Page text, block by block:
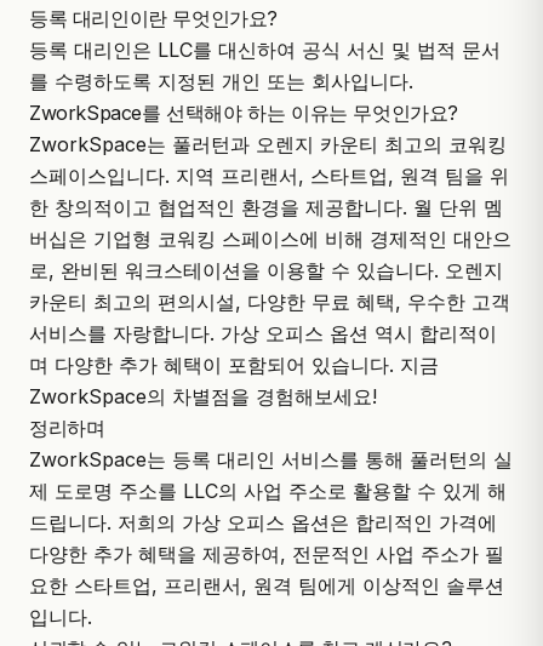
등록 대리인이란 무엇인가요?
등록 대리인은 LLC를 대신하여 공식 서신 및 법적 문서
를 수령하도록 지정된 개인 또는 회사입니다.
ZworkSpace를 선택해야 하는 이유는 무엇인가요?
ZworkSpace는 풀러턴과 오렌지 카운티 최고의 코워킹
스페이스입니다. 지역 프리랜서, 스타트업, 원격 팀을 위
한 창의적이고 협업적인 환경을 제공합니다. 월 단위 멤
버십은 기업형 코워킹 스페이스에 비해 경제적인 대안으
로, 완비된 워크스테이션을 이용할 수 있습니다. 오렌지
카운티 최고의 편의시설, 다양한 무료 혜택, 우수한 고객
서비스를 자랑합니다. 가상 오피스 옵션 역시 합리적이
며 다양한 추가 혜택이 포함되어 있습니다. 지금
ZworkSpace의 차별점을 경험해보세요!
정리하며
ZworkSpace는 등록 대리인 서비스를 통해 풀러턴의 실
제 도로명 주소를 LLC의 사업 주소로 활용할 수 있게 해
드립니다. 저희의 가상 오피스 옵션은 합리적인 가격에
다양한 추가 혜택을 제공하여, 전문적인 사업 주소가 필
요한 스타트업, 프리랜서, 원격 팀에게 이상적인 솔루션
입니다.